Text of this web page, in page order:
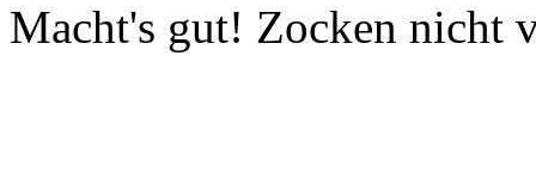
Macht's gut! Zocken nicht